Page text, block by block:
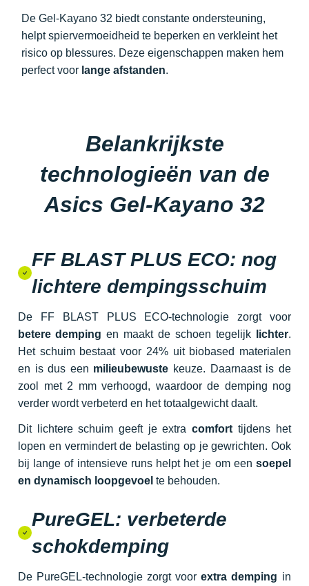
De Gel-Kayano 32 biedt constante ondersteuning,
helpt spiervermoeidheid te beperken en verkleint het
risico op blessures. Deze eigenschappen maken hem
perfect voor lange afstanden.
Belankrijkste
technologieën van de
Asics Gel-Kayano 32
FF BLAST PLUS ECO: nog
lichtere dempingsschuim
De FF BLAST PLUS ECO-technologie zorgt voor
betere demping en maakt de schoen tegelijk lichter.
Het schuim bestaat voor 24% uit biobased materialen
en is dus een milieubewuste keuze. Daarnaast is de
zool met 2 mm verhoogd, waardoor de demping nog
verder wordt verbeterd en het totaalgewicht daalt.
Dit lichtere schuim geeft je extra comfort tijdens het
lopen en vermindert de belasting op je gewrichten. Ook
bij lange of intensieve runs helpt het je om een soepel
en dynamisch loopgevoel te behouden.
PureGEL: verbeterde
schokdemping
De PureGEL-technologie zorgt voor extra demping in